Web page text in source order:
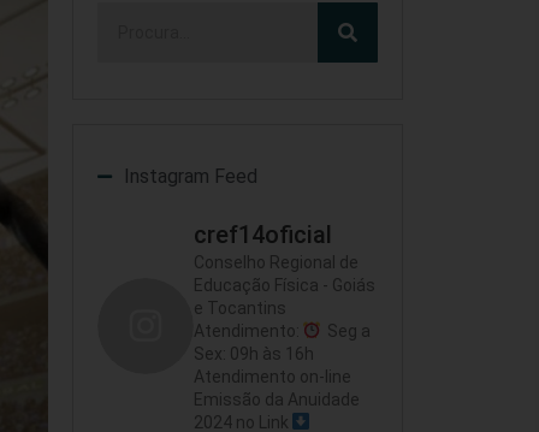
Instagram Feed
cref14oficial
Conselho Regional de
Educação Física - Goiás
e Tocantins
Atendimento:
Seg a
Sex: 09h às 16h
Atendimento on-line
Emissão da Anuidade
2024 no Link